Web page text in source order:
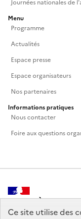
Ce site utilise des
Journées nationales de
Menu
Programme
Actualités
Espace presse
Espace organisateurs
Nos partenaires
Informations pratiques
Nous contacter
Foire aux questions
MINISTÈRE
DE LA CULTURE